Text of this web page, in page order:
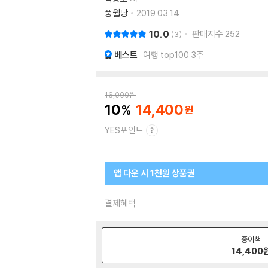
풍월당
2019.03.14.
10.0 3 판매지수 252
베스트 여행 top100 3주
16,000원
10 14,400
YES포인트
앱 다운 시 1천원 상품권
결제혜택
종이책
14,400